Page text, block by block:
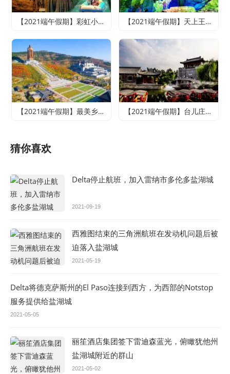
【2021端午假期】彩虹小镇、雪山彩虹谷、地下大峡谷、萤火虫水洞二日游 【2021端午假期】天上王城+地下大峡谷+萤火虫水洞+竹泉村+龙园古城三日游
【2021端午假期】最美乡村竹泉村+寻梦台儿庄古城+尼山圣境二日游 【2021端午假期】台儿庄古城、微山湖红荷湿地休闲两日游
猜你喜欢
Delta停止航班，加入雷纳市多伦多盐湖城
2021-09-19
西雅图结束的三角洲航班在发动机问题后被
迫落入盐湖城
2021-05-19
Delta将德克萨斯州的El Paso连接到西方，为西部的Notstop
服务提供给盐湖城
2021-05-05
丽笙酒店集团签下雷迪森蓝光，俯瞰犹他州
盐湖城附近的群山
2021-05-02